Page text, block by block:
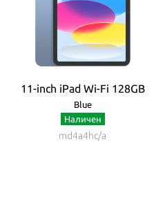
11-inch iPad Wi-Fi 128GB
Blue
Наличен
md4a4hc/a